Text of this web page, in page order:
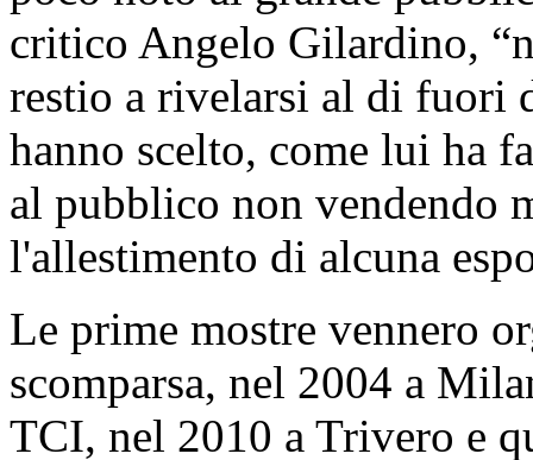
critico Angelo Gilardino,
restio a rivelarsi al di fuori
hanno scelto, come lui ha
al pubblico non vendendo
l'allestimento di alcuna
Le prime mostre vennero
scomparsa, nel 2004 a
TCI, nel 2010 a Trivero e